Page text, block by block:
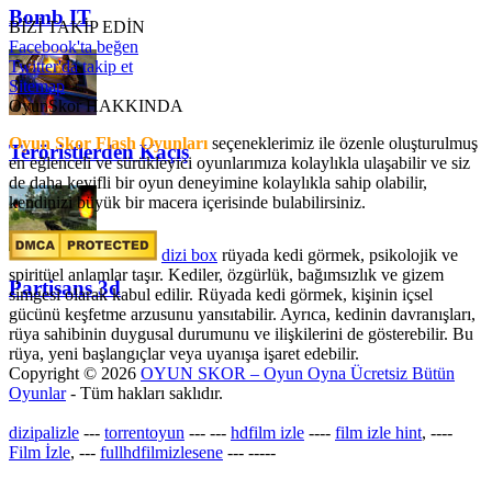
Bomb IT
Teröristlerden Kaçış
Partisans 3d
BİZİ TAKİP EDİN
Facebook'ta beğen
Twitter'da takip et
Sitemap
OyunSkor HAKKINDA
Oyun Skor Flash Oyunları seçeneklerimiz ile özenle oluşturulmuş
en eğlenceli ve sürükleyici oyunlarımıza kolaylıkla ulaşabilir ve siz
de daha keyifli bir oyun deneyimine kolaylıkla sahip olabilir,
kendinizi büyük bir macera içerisinde bulabilirsiniz.
dizi box rüyada kedi görmek​, psikolojik ve
spiritüel anlamlar taşır. Kediler, özgürlük, bağımsızlık ve gizem
simgesi olarak kabul edilir. Rüyada kedi görmek, kişinin içsel
gücünü keşfetme arzusunu yansıtabilir. Ayrıca, kedinin davranışları,
rüya sahibinin duygusal durumunu ve ilişkilerini de gösterebilir. Bu
rüya, yeni başlangıçlar veya uyanışa işaret edebilir.
Copyright © 2026 OYUN SKOR – Oyun Oyna Ücretsiz Bütün
Oyunlar- Tüm hakları saklıdır.
dizipalizle --- torrentoyun --- --- hdfilm izle ---- film izle hint, ----
Film İzle, --- fullhdfilmizlesene --- -----